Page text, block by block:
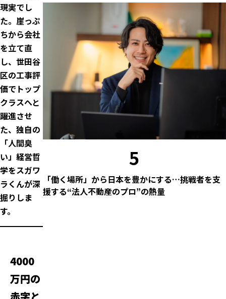
現実でし
た。崖っぷ
ちから会社
を立て直
し、世田谷
区の工事評
価でトップ
クラスへと
躍進させ
た、独自の
「人間臭
い」経営哲
学をスガワ
ラくんが深
掘りしま
す。
4000
万円の
5
「働く場所」から日本を豊かにする…挑戦者を支
援する“法人不動産のプロ”の熱量